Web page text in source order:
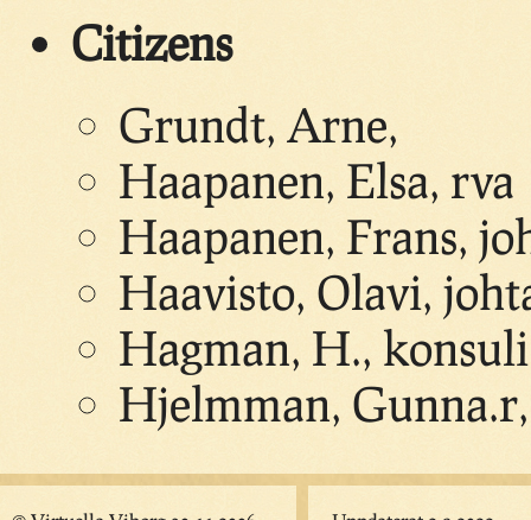
Citizens
Grundt, Arne,
Haapanen, Elsa, rva
Haapanen, Frans,
Haavisto, Olavi,
Hagman, H., konsuli
Hjelmman,